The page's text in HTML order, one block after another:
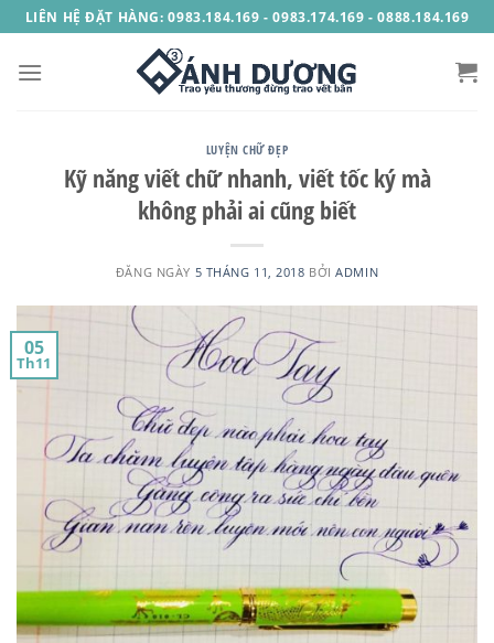
Skip
to
content
LIÊN HỆ ĐẶT HÀNG: 0983.184.169 - 0983.174.169 - 0888.184.169
LUYỆN CHỮ ĐẸP
Kỹ năng viết chữ nhanh, viết tốc ký mà
không phải ai cũng biết
ĐĂNG NGÀY 5 THÁNG 11, 2018 BỞIADMIN
05
Th11